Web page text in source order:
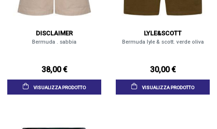
DISCLAIMER
Bermuda . sabbia
38,00 €
VISUALIZZA PRODOTTO
LYLE&SCOTT
Bermuda lyle & scott. verde oliva
30,00 €
VISUALIZZA PRODOTTO